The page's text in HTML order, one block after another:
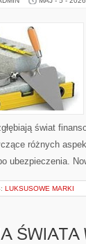
świat
różnych
ubezpieczenia.
LUKSUSOWE MARKI
ŚWIATA